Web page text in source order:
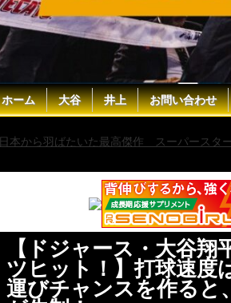
ホーム 大谷 井上 お問い合わせ
日本から羽ばたいた最高傑作 スーパースタ
【ドジャース・大谷
ツヒット！】打球速度
運びチャンスを作ると